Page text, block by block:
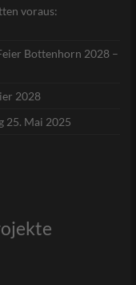
voraus:
Bottenhorn 2028 –
2028
25. Mai 2025